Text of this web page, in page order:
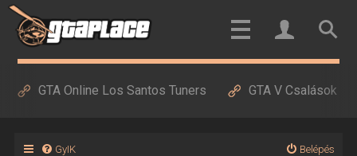
GTA Online Los Santos Tuners GTA V Csalások
GyIK Belépés